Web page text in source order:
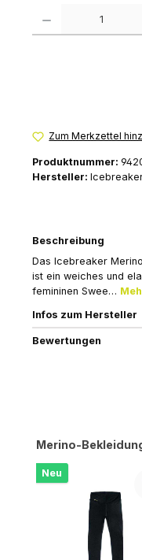
Zum Merkzettel
Produktnummer:
Hersteller:
Beschreibung
Das Icebreaker
ist ein weiches und
femininen Swee…
Infos zum Hersteller
Bewertungen
Produktgalerie
Merino-
Neu